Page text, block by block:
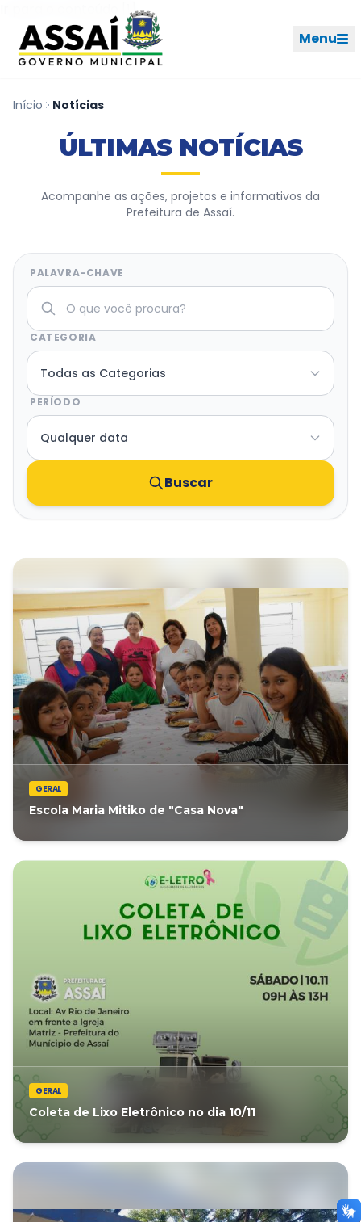
Ir para o conteúdo [1]
Menu
REDES SOCIAIS
PERFIL DE NAVEGAÇÃO
Cidade
Governo
Ouvidoria
Transparência e Atos
ACESSIBILIDADE
Contraste A- A+
CLIMA AGORA
Nevoeiro
18°C• Umid.96%
Início Notícias
ÚLTIMAS NOTÍCIAS
Acompanhe as ações, projetos e informativos da
Prefeitura de Assaí.
PALAVRA-CHAVE
CATEGORIA
PERÍODO
Buscar
GERAL
Escola Maria Mitiko de "Casa Nova"
GERAL
Coleta de Lixo Eletrônico no dia 10/11